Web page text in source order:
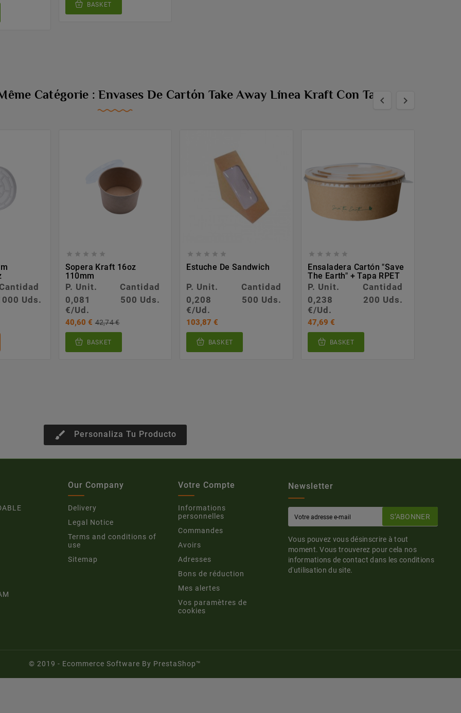
BASKET
Catégorie : Envases De Cartón Take Away Línea Kraft Con Tapa
 
Cantidad
Uds.
    
Sopera Kraft 16oz
110mm
P. Unit.
Cantidad
0,081
€/Ud.
500 Uds.
40,60 € 42,74 €
BASKET
    
Estuche De Sandwich
P. Unit.
Cantidad
0,208
€/Ud.
500 Uds.
103,87 €
BASKET
    
Ensaladera Cartón "Save
The Earth" + Tapa RPET
P. Unit.
Cantidad
0,238
€/Ud.
200 Uds.
47,69 €
BASKET
brush Personaliza Tu Producto
Our Company
Delivery
Legal Notice
Terms and conditions of
use
Sitemap
Votre Compte
Informations
personnelles
Commandes
Avoirs
Adresses
Bons de réduction
Mes alertes
Vos paramètres de
cookies
Newsletter
S’ABONNER
Vous pouvez vous désinscrire à tout
moment. Vous trouverez pour cela nos
informations de contact dans les conditions
d'utilisation du site.
© 2019 - Ecommerce Software By PrestaShop™